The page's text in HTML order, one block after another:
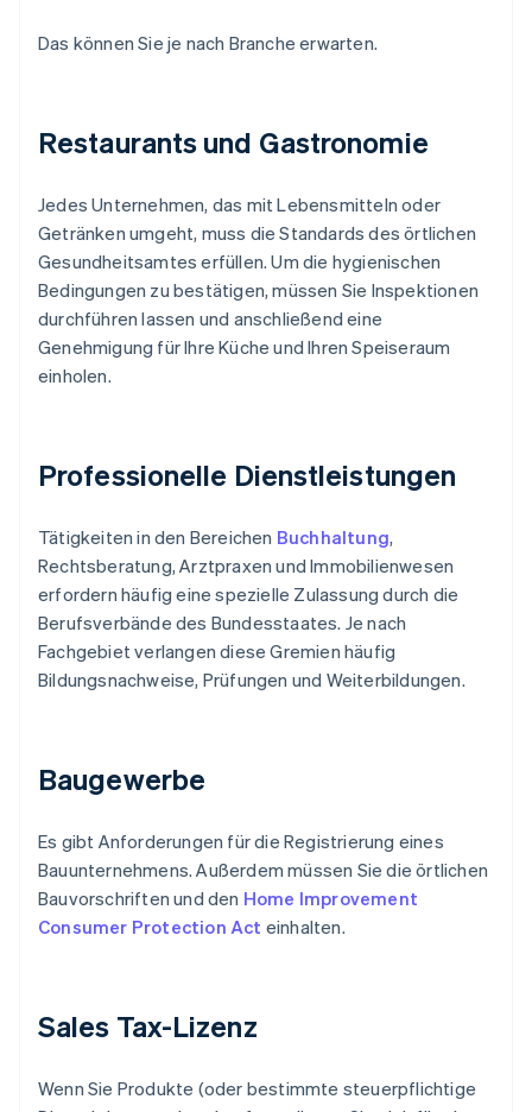
Das können Sie je nach Branche erwarten.
Restaurants und Gastronomie
Jedes Unternehmen, das mit Lebensmitteln oder
Getränken umgeht, muss die Standards des örtlichen
Gesundheitsamtes erfüllen. Um die hygienischen
Bedingungen zu bestätigen, müssen Sie Inspektionen
durchführen lassen und anschließend eine
Genehmigung für Ihre Küche und Ihren Speiseraum
einholen.
Professionelle Dienstleistungen
Tätigkeiten in den Bereichen Buchhaltung,
Rechtsberatung, Arztpraxen und Immobilienwesen
erfordern häufig eine spezielle Zulassung durch die
Berufsverbände des Bundesstaates. Je nach
Fachgebiet verlangen diese Gremien häufig
Bildungsnachweise, Prüfungen und Weiterbildungen.
Baugewerbe
Es gibt Anforderungen für die Registrierung eines
Bauunternehmens. Außerdem müssen Sie die örtlichen
Bauvorschriften und den Home Improvement
Consumer Protection Act einhalten.
Sales Tax-Lizenz
Wenn Sie Produkte (oder bestimmte steuerpflichtige